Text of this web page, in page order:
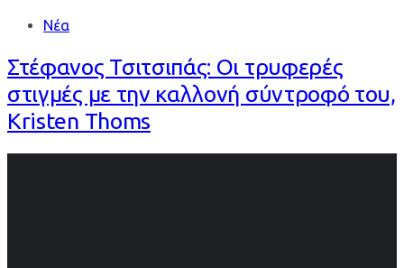
Νέα
Στέφανος Τσιτσιπάς: Οι τρυφερές
στιγμές με την καλλονή σύντροφό του,
Kristen Thoms